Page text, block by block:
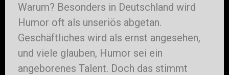
Warum? Besonders in Deutschland wird
Humor oft als unseriös abgetan.
Geschäftliches wird als ernst angesehen,
und viele glauben, Humor sei ein
angeborenes Talent. Doch das stimmt